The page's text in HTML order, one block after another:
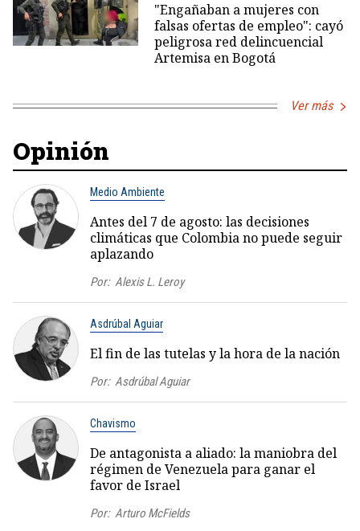
"Engañaban a mujeres con
falsas ofertas de empleo": cayó
peligrosa red delincuencial
Artemisa en Bogotá
Ver más
Opinión
Medio Ambiente
Antes del 7 de agosto: las decisiones
climáticas que Colombia no puede seguir
aplazando
Por: Alexis L. Leroy
Asdrúbal Aguiar
El fin de las tutelas y la hora de la nación
Por: Asdrúbal Aguiar
Chavismo
De antagonista a aliado: la maniobra del
régimen de Venezuela para ganar el
favor de Israel
Por: Arturo McFields